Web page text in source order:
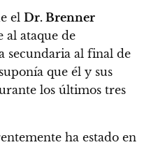
el Dr. Brenner
al ataque de
secundaria al final de
que él y sus
los últimos tres
ha estado en